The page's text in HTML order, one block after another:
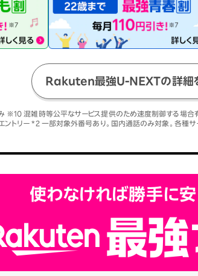
Rakuten最強U-NEXTの詳細
混雑時等公平なサービス提供のため速度制御する場合
ントリー *2 一部対象外番号あり。国内通話のみ対象。各種
使わなければ勝手に安